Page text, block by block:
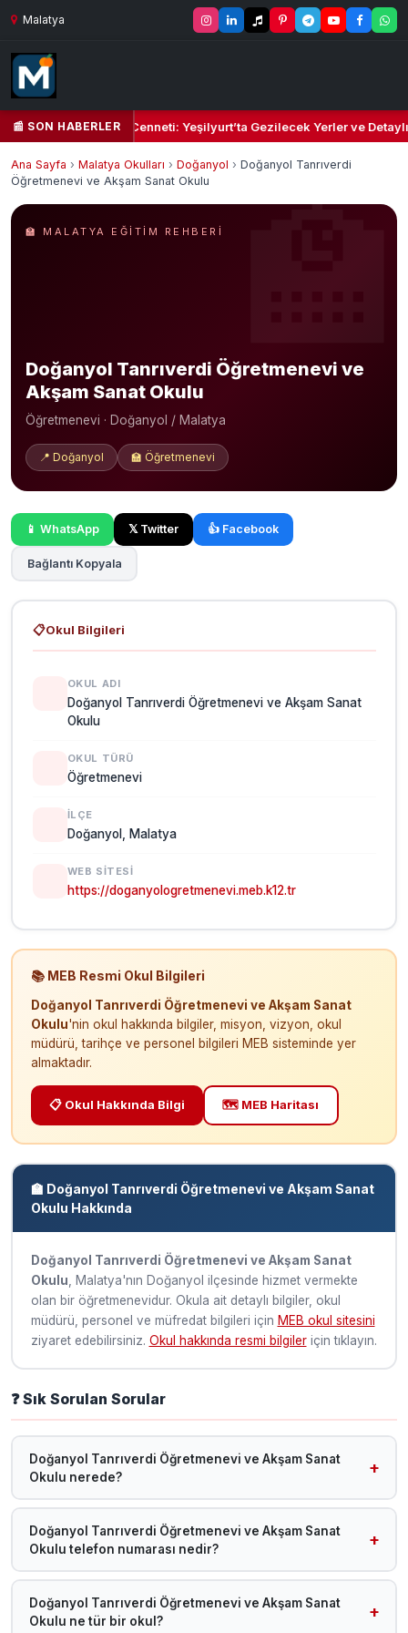
Malatya
📰 SON HABERLER
Yeşil Kalbi ve Kültür Cenneti: Yeşilyurt’ta Gezilecek Yerler ve Detaylı
Ana Sayfa › Malatya Okulları › Doğanyol › Doğanyol Tanrıverdi
Öğretmenevi ve Akşam Sanat Okulu
🏫 MALATYA EĞITIM REHBERI
Doğanyol Tanrıverdi Öğretmenevi ve
Akşam Sanat Okulu
Öğretmenevi · Doğanyol / Malatya
📍 Doğanyol 🏫 Öğretmenevi
📱 WhatsApp 𝕏 Twitter 👍 Facebook
Bağlantı Kopyala
📋Okul Bilgileri
OKUL ADI
Doğanyol Tanrıverdi Öğretmenevi ve Akşam Sanat
Okulu
OKUL TÜRÜ
Öğretmenevi
İLÇE
Doğanyol, Malatya
WEB SITESI
https://doganyologretmenevi.meb.k12.tr
📚 MEB Resmi Okul Bilgileri
Doğanyol Tanrıverdi Öğretmenevi ve Akşam Sanat
Okulu'nin okul hakkında bilgiler, misyon, vizyon, okul
müdürü, tarihçe ve personel bilgileri MEB sisteminde yer
almaktadır.
📋 Okul Hakkında Bilgi 🗺️ MEB Haritası
🏫 Doğanyol Tanrıverdi Öğretmenevi ve Akşam Sanat
Okulu Hakkında
Doğanyol Tanrıverdi Öğretmenevi ve Akşam Sanat
Okulu , Malatya'nın Doğanyol ilçesinde hizmet vermekte
olan bir öğretmenevidur. Okula ait detaylı bilgiler, okul
müdürü, personel ve müfredat bilgileri için MEB okul sitesini
ziyaret edebilirsiniz. Okul hakkında resmi bilgileriçin tıklayın.
❓ Sık Sorulan Sorular
Doğanyol Tanrıverdi Öğretmenevi ve Akşam Sanat
Okulu nerede?
Doğanyol Tanrıverdi Öğretmenevi ve Akşam Sanat Okulu,
Malatya Doğanyol ilçesinde yer almaktadır.
Doğanyol Tanrıverdi Öğretmenevi ve Akşam Sanat
Okulu telefon numarası nedir?
Telefon bilgisi sisteme henüz eklenmemiştir. MEB okul
sitesini ziyaret edebilirsiniz.
Doğanyol Tanrıverdi Öğretmenevi ve Akşam Sanat
Okulu ne tür bir okul?